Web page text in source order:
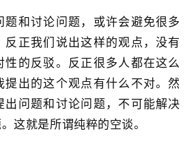
题和讨论问题，或许会避免很多
反正我们说出这样的观点，没有
性的反驳。反正很多人都在这么
提出的这个观点有什么不对。然
出问题和讨论问题，不可能解决
这就是所谓纯粹的空谈。